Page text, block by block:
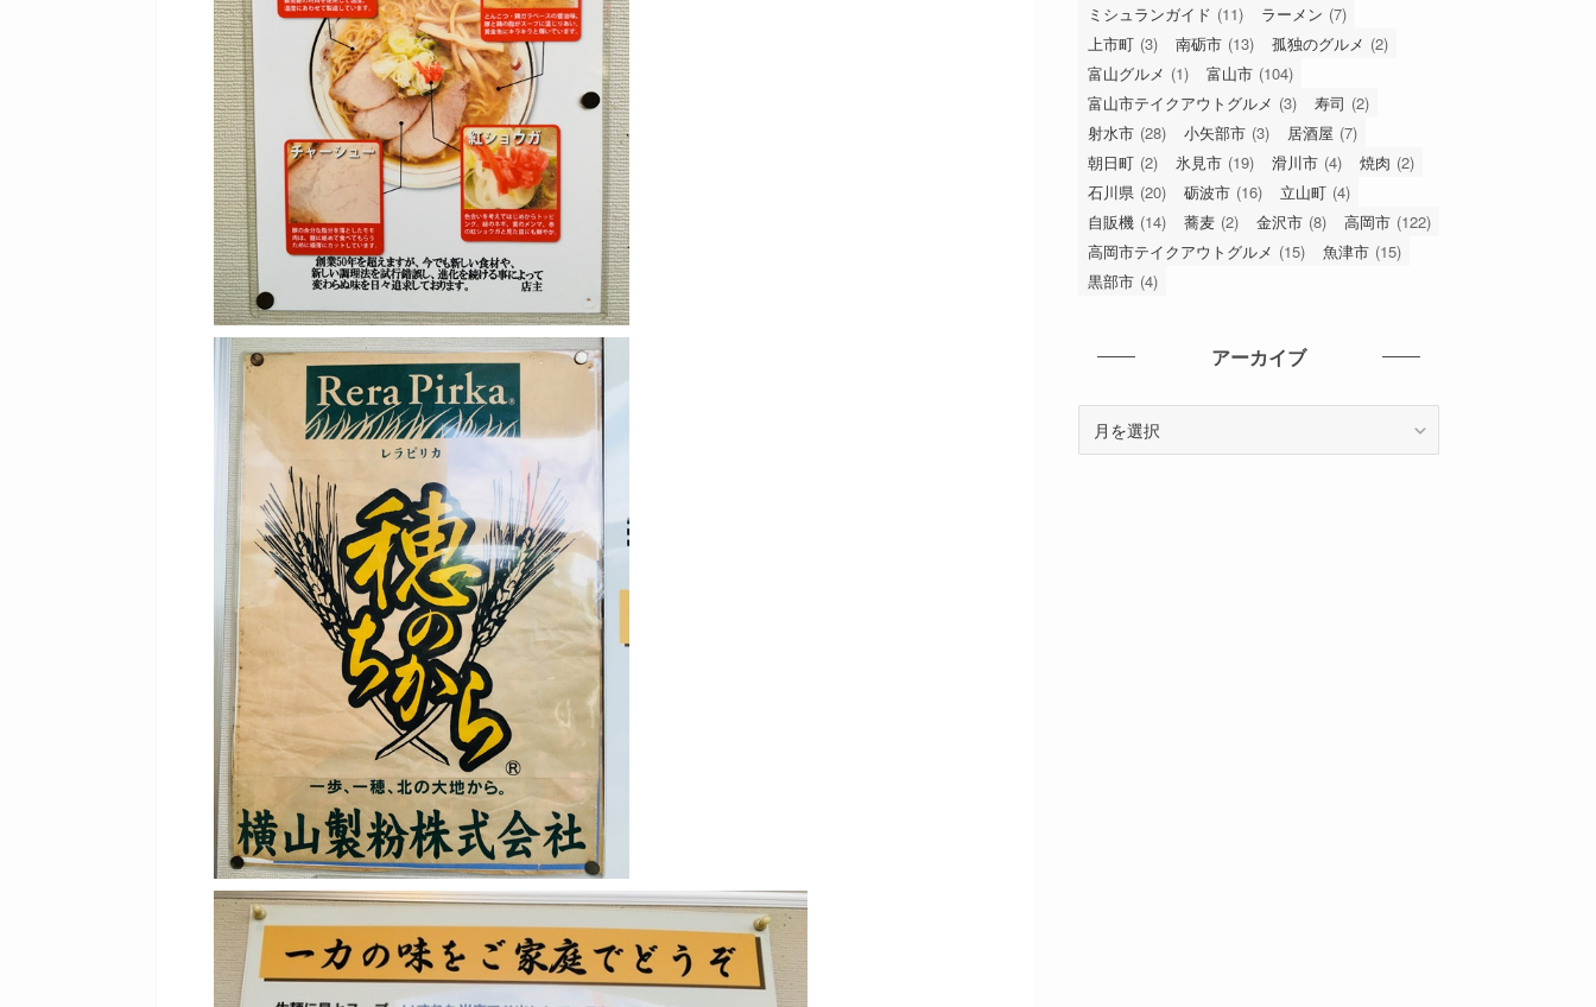
ミシュランガイド (11) ラーメン (7)
上市町 (3) 南砺市 (13) 孤独のグルメ (2)
富山グルメ (1) 富山市 (104)
富山市テイクアウトグルメ (3) 寿司 (2)
射水市 (28) 小矢部市 (3) 居酒屋 (7)
朝日町 (2) 氷見市 (19) 滑川市 (4) 焼肉 (2)
石川県 (20) 砺波市 (16) 立山町 (4)
自販機 (14) 蕎麦 (2) 金沢市 (8) 高岡市 (122)
高岡市テイクアウトグルメ (15) 魚津市 (15)
黒部市 (4)
アーカイブ